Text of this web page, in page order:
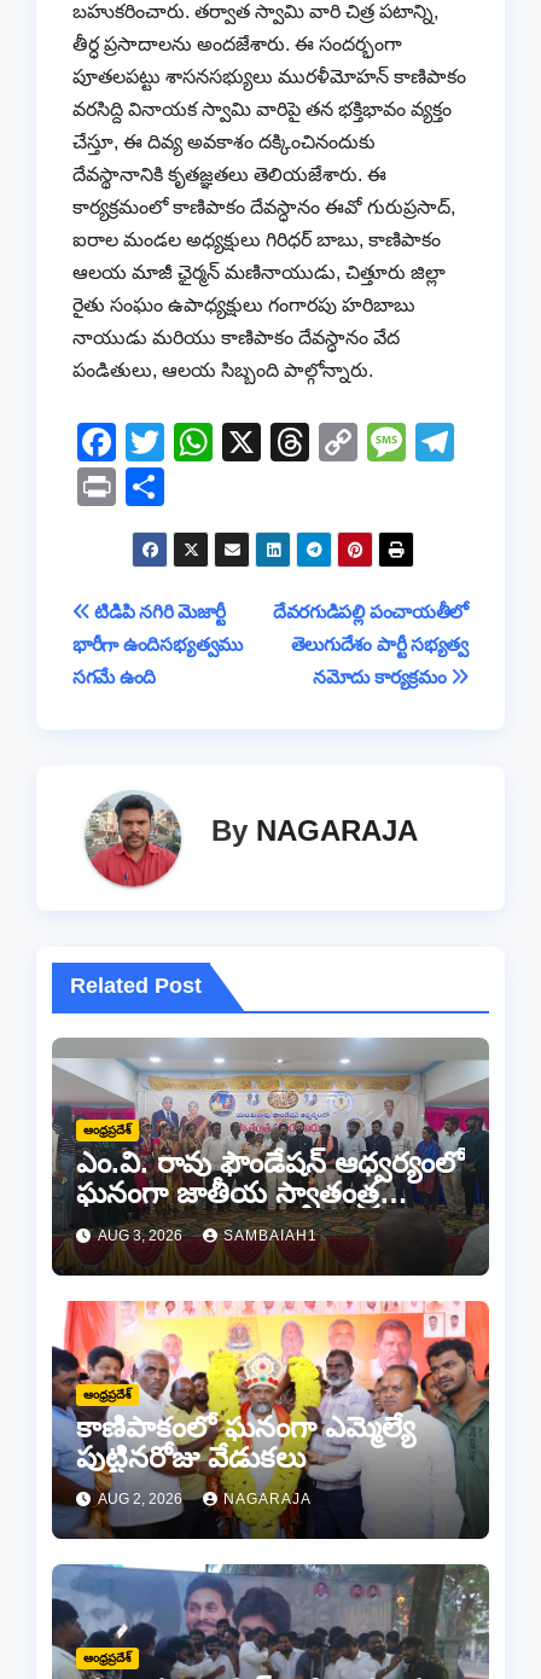
బహుకరించారు. తర్వాత స్వామి వారి చిత్ర పటాన్ని,
తీర్ధ ప్రసాదాలను అందజేశారు. ఈ సందర్భంగా
పూతలపట్టు శాసనసభ్యులు మురళీమోహన్ కాణిపాకం
వరసిద్ది వినాయక స్వామి వారిపై తన భక్తి‌భావం వ్యక్తం
చేస్తూ, ఈ దివ్య అవకాశం దక్కించినందుకు
దేవస్థానానికి కృతజ్ఞతలు తెలియజేశారు. ఈ
కార్యక్రమంలో కాణిపాకం దేవస్ధానం ఈవో గురుప్రసాద్,
ఐరాల మండల అధ్యక్షులు గిరిధర్ బాబు, కాణిపాకం
ఆలయ మాజీ ఛైర్మన్ మణినాయుడు, చిత్తూరు జిల్లా
రైతు సంఘం ఉపాధ్యక్షులు గంగారపు హరిబాబు
నాయుడు మరియు కాణిపాకం దేవస్ధానం వేద
పండితులు, ఆలయ సిబ్బంది పాల్గోన్నారు.
F
a
c
e
b
o
o
T
er
W
s
A
p
X
T
a
d
s
C
y
Li
n
k
M
a
g
e
a
m
Pr
in h
ar
e
Post
navigation
దేవరగుడిపల్లి పంచాయతీలో
తెలుగుదేశం పార్టీ సభ్యత్వ
నమోదు కార్యక్రమం
టిడిపి నగిరి మెజార్టీ
భారీగా ఉందిసభ్యత్వము
సగమే ఉంది
By NAGARAJA
Related Post
ఆంధ్రప్రదేశ్
ఎం.వి. రావు ఫౌండేషన్ ఆధ్వర్యంలో
ఘనంగా జాతీయ స్వాతంత్ర
సమరయోధుల పురస్కారాలు
ప్రధానోత్సవం వేడుకలు
AUG 3, 2026 SAMBAIAH1
ఆంధ్రప్రదేశ్
కాణిపాకంలో ఘనంగా ఎమ్మెల్యే
పుట్టినరోజు వేడుకలు
AUG 2, 2026 NAGARAJA
ఆంధ్రప్రదేశ్